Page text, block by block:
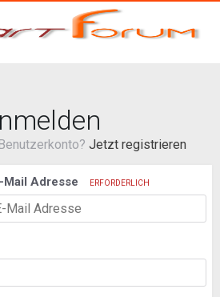
Jetzt registrieren
Mail Adresse ERFORDERLICH